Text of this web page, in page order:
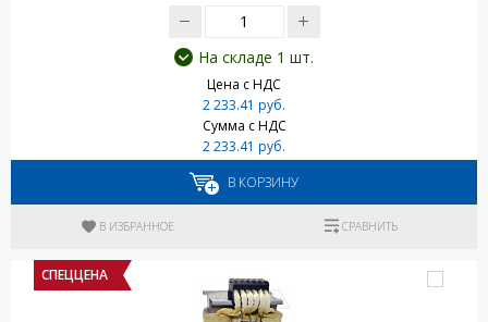
На складе 1 шт.
Цена с НДС
2 233.41 руб.
Сумма с НДС
2 233.41 руб.
В КОРЗИНУ
В ИЗБРАННОЕ СРАВНИТЬ
СПЕЦЦЕНА